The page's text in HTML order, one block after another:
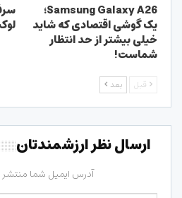
Samsung Galaxy A26؛
یک گوشی اقتصادی که شاید
خیلی بیشتر از حد انتظار
شماست!
قبل بعد
ارسال نظر ارزشمندتان
آدرس ایمیل شما